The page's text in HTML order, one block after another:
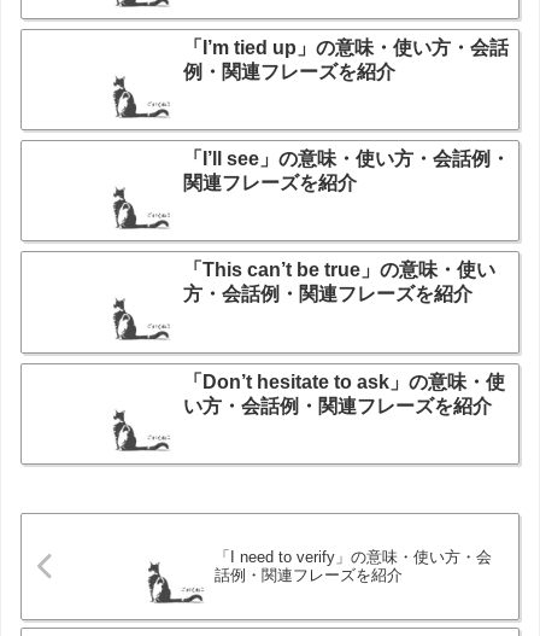
「I’m tied up」の意味・使い方・会話
例・関連フレーズを紹介
「I’ll see」の意味・使い方・会話例・
関連フレーズを紹介
「This can’t be true」の意味・使い
方・会話例・関連フレーズを紹介
「Don’t hesitate to ask」の意味・使
い方・会話例・関連フレーズを紹介
「I need to verify」の意味・使い方・会
話例・関連フレーズを紹介